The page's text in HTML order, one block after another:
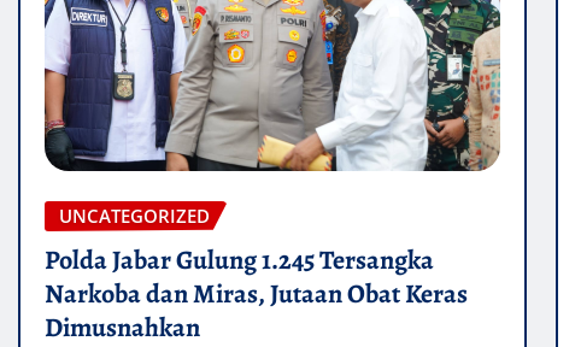
UNCATEGORIZED
Polda Jabar Gulung 1.245 Tersangka
Narkoba dan Miras, Jutaan Obat Keras
Dimusnahkan